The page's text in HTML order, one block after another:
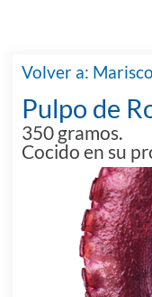
Volver a:
Pulpo de
350 gramos.
Cocido en su